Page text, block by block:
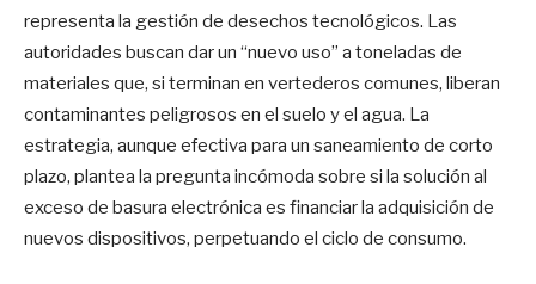
representa la gestión de desechos tecnológicos. Las
autoridades buscan dar un “nuevo uso” a toneladas de
materiales que, si terminan en vertederos comunes, liberan
contaminantes peligrosos en el suelo y el agua. La
estrategia, aunque efectiva para un saneamiento de corto
plazo, plantea la pregunta incómoda sobre si la solución al
exceso de basura electrónica es financiar la adquisición de
nuevos dispositivos, perpetuando el ciclo de consumo.